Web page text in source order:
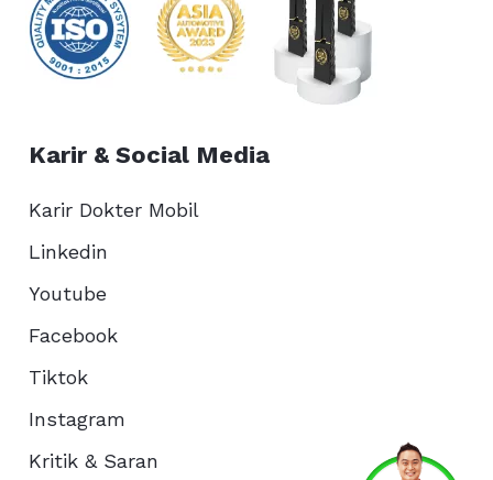
Karir & Social Media
Karir Dokter Mobil
Linkedin
Youtube
Facebook
Tiktok
Instagram
Kritik & Saran